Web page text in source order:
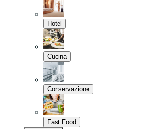
Hotel
Cucina
Conservazione
Fast Food